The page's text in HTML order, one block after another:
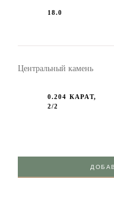
18.0
Центральный камень
0.204 КАРАТ,
2/2